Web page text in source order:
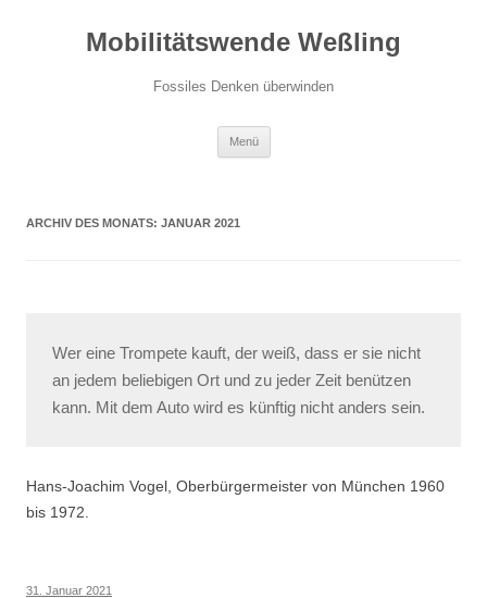
Mobilitätswende Weßling
Fossiles Denken überwinden
Menü
ARCHIV DES MONATS: JANUAR 2021
Wer eine Trompete kauft, der weiß, dass er sie nicht
an jedem beliebigen Ort und zu jeder Zeit benützen
kann. Mit dem Auto wird es künftig nicht anders sein.
Hans-Joachim Vogel, Oberbürgermeister von München 1960
bis 1972.
31. Januar 2021